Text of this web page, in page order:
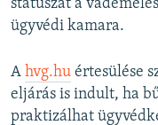
státuszát a
ügyvédi kamara.
A hvg.hu értesülése
eljárás is indult, ha
praktizálhat